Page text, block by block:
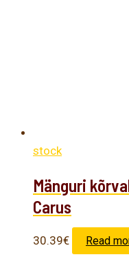
stock
Mänguri
Carus
30.39€ Read